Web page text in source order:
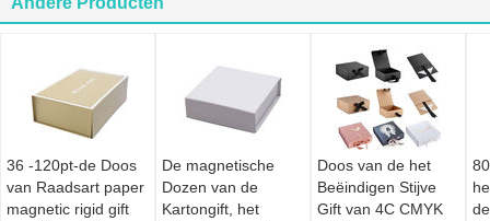
36 -120pt-de Doos
van Raadsart paper
magnetic rigid gift
De magnetische
Dozen van de
Kartongift, het
Doos van de het
Beëindigen Stijve
Gift van 4C CMYK